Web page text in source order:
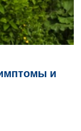
и